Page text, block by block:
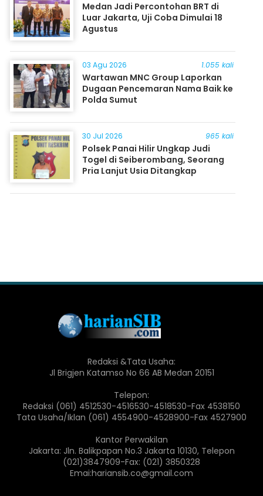
Medan Jadi Percontohan BRT di
Luar Jakarta, Uji Coba Dimulai 18
Agustus
03 Agu 2026 1.055 kali
Wartawan MNC Group Laporkan
Dugaan Pencemaran Nama Baik ke
Polda Sumut
30 Jul 2026 965 kali
Polsek Panai Hilir Ungkap Judi
Togel di Seiberombang, Seorang
Pria Lanjut Usia Ditangkap
Redaksi &Tata Usaha:
Jl Brigjen Katamso No 66 AB Medan 20151
Telepon:
Redaksi (061) 4512530-4516530-4518530-Fax 4538150
Tata Usaha/Iklan (061) 4554900-4528900-Fax 4527900
Kantor Perwakilan
Jakarta: Jln. Balikpapan No.3 Jakarta 10130, Telepon
(021)3847909-Fax: (021) 3850328
Emai:hariansib.co@gmail.com